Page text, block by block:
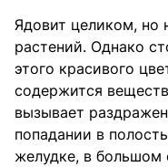
Ядовит целиком, но
растений. Однако
этого красивого
содержится
вызывает
попадании в
желудке, в большом